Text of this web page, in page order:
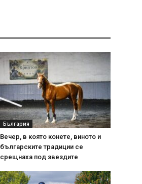
България
Вечер, в която конете, виното и
българските традиции се
срещнаха под звездите